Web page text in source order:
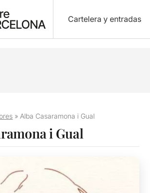
Cartelera y entradas
» Alba Casaramona i Gual
i Gual